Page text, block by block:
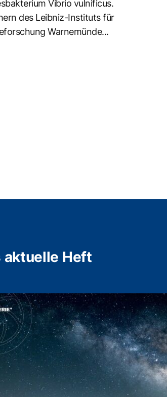
Vibrio vulnificus.
des Leibniz-Instituts für
Warnemünde...
aktuelle Heft